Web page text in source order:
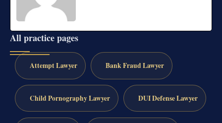
All practice pages
Attempt Lawyer Bank Fraud Lawyer
Child Pornography Lawyer DUI Defense Lawyer